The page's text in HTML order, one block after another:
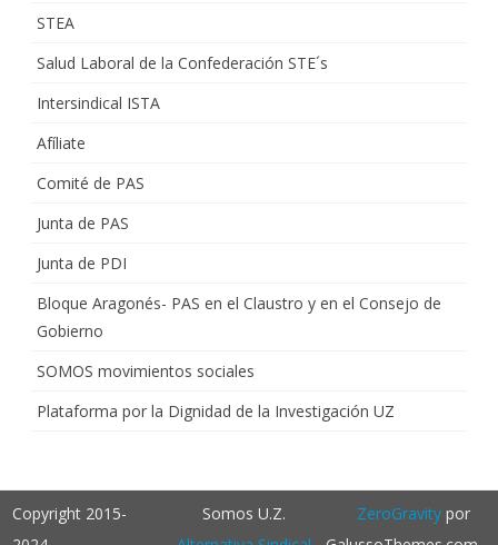
STEA
Salud Laboral de la Confederación STE´s
Intersindical ISTA
Afíliate
Comité de PAS
Junta de PAS
Junta de PDI
Bloque Aragonés- PAS en el Claustro y en el Consejo de
Gobierno
SOMOS movimientos sociales
Plataforma por la Dignidad de la Investigación UZ
Copyright 2015-
Somos U.Z.
ZeroGravitypor